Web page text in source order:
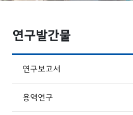
연구발간물
연구보고서
용역연구